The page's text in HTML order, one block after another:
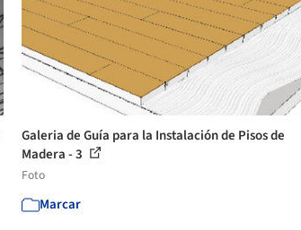
Galeria de Guía para la Instalación de Pisos de
Madera - 3
Foto
Marcar